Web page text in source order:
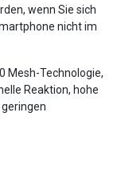
wenn Sie sich
nicht im
Mesh-Technologie,
Reaktion, hohe